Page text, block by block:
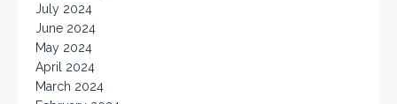
July 2024
June 2024
May 2024
April 2024
March 2024